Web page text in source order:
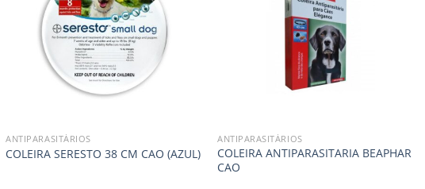
ANTIPARASITÁRIOS
COLEIRA SERESTO 38 CM CAO (AZUL)
ANTIPARASITÁRIOS
COLEIRA ANTIPARASITARIA BEAPHAR
CAO